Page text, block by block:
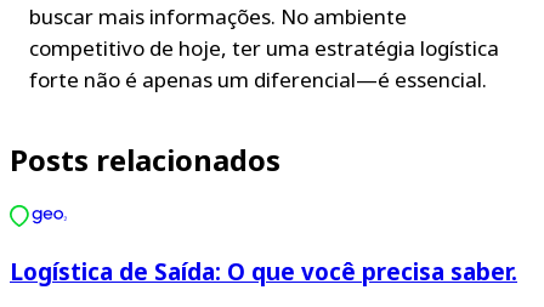
buscar mais informações. No ambiente
competitivo de hoje, ter uma estratégia logística
forte não é apenas um diferencial—é essencial.
Posts relacionados
Logística de Saída: O que você precisa saber.